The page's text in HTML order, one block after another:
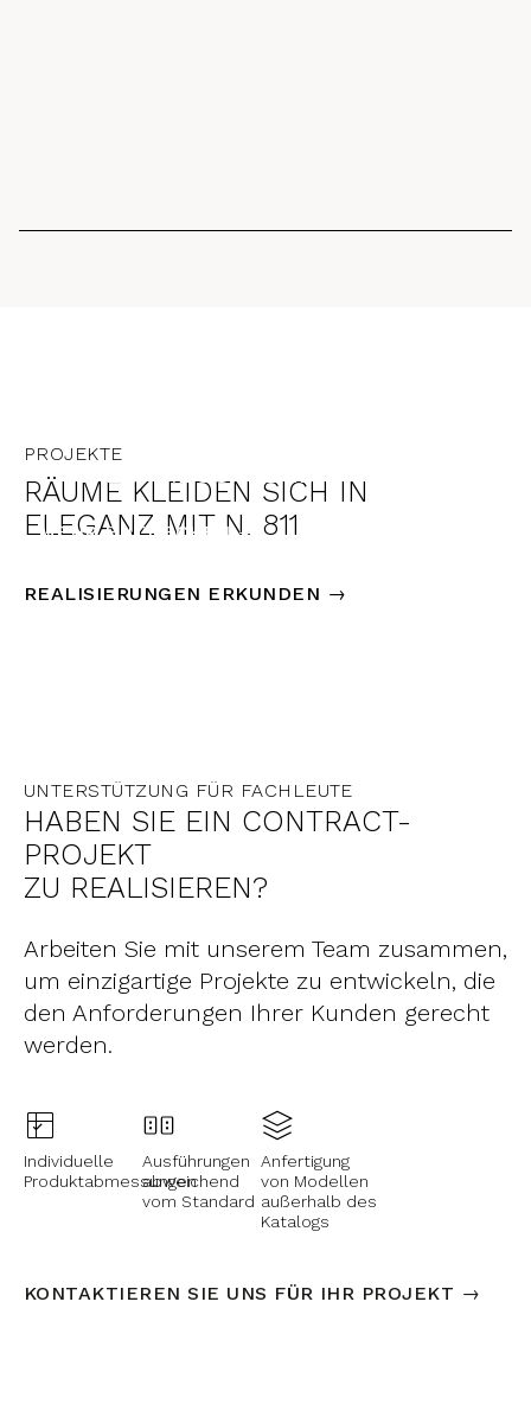
THE ESPRESSO LAB
MEHR ENTDECKEN →
PROJEKTE
RÄUME KLEIDEN SICH IN
ELEGANZ MIT N. 811
REALISIERUNGEN ERKUNDEN →
UNTERSTÜTZUNG FÜR FACHLEUTE
HABEN SIE EIN CONTRACT-
PROJEKT
ZU REALISIEREN?
Arbeiten Sie mit unserem Team zusammen,
um einzigartige Projekte zu entwickeln, die
den Anforderungen Ihrer Kunden gerecht
werden.
Individuelle
Produktabmessungen
Ausführungen
abweichend
vom Standard
Anfertigung
von Modellen
außerhalb des
Katalogs
KONTAKTIEREN SIE UNS FÜR IHR PROJEKT →